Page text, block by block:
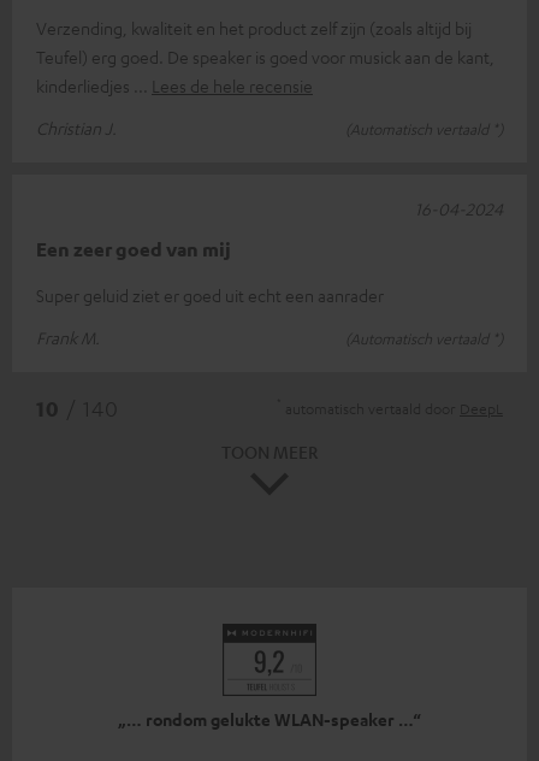
Verzending, kwaliteit en het product zelf zijn (zoals altijd bij
Teufel) erg goed. De speaker is goed voor musick aan de kant,
kinderliedjes
Lees de hele recensie
Christian J.
(Automatisch vertaald *)
Een zeer goed van mij
Super geluid ziet er goed uit echt een aanrader
Frank M.
(Automatisch vertaald *)
16-04-2024
„… rondom gelukte WLAN-speaker …“